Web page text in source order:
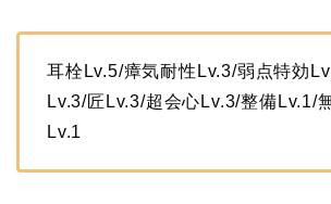
耳栓Lv.5/瘴気耐性Lv.3/弱点特効
Lv.3/匠Lv.3/超会心Lv.3/整備Lv.1/
Lv.1